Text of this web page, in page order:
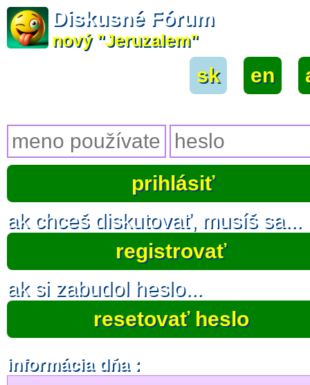
Diskusné Fórum
nový "Jeruzalem"
sk en
ak chceš diskutovať, musíš sa...
registrovať
ak si zabudol heslo...
resetovať heslo
informácia dňa :